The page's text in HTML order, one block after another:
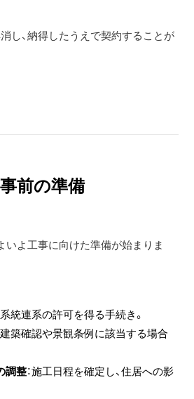
し、納得したうえで契約することが
前の準備
いよ工事に向けた準備が始まりま
系統連系の許可を得る手続き。
建築確認や景観条例に該当する場合
調整：施工日程を確定し、住居への影